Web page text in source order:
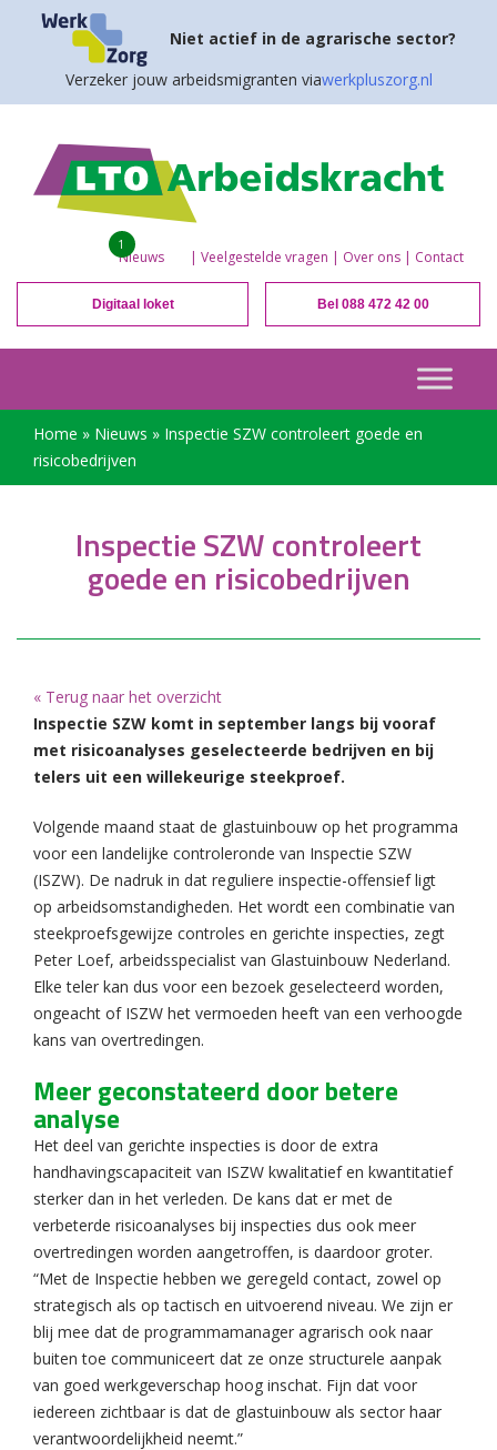
Niet actief in de agrarische sector?
Verzeker jouw arbeidsmigranten viawerkpluszorg.nl
Nieuws
1
| Veelgestelde vragen | Over ons | Contact
Digitaal loket Bel 088 472 42 00
Home » Nieuws » Inspectie SZW controleert goede en
risicobedrijven
Inspectie SZW controleert
goede en risicobedrijven
« Terug naar het overzicht
Inspectie SZW komt in september langs bij vooraf
met risicoanalyses geselecteerde bedrijven en bij
telers uit een willekeurige steekproef.
Volgende maand staat de glastuinbouw op het programma
voor een landelijke controleronde van Inspectie SZW
(ISZW). De nadruk in dat reguliere inspectie-offensief ligt
op arbeidsomstandigheden. Het wordt een combinatie van
steekproefsgewijze controles en gerichte inspecties, zegt
Peter Loef, arbeidsspecialist van Glastuinbouw Nederland.
Elke teler kan dus voor een bezoek geselecteerd worden,
ongeacht of ISZW het vermoeden heeft van een verhoogde
kans van overtredingen.
Meer geconstateerd door betere
analyse
Het deel van gerichte inspecties is door de extra
handhavingscapaciteit van ISZW kwalitatief en kwantitatief
sterker dan in het verleden. De kans dat er met de
verbeterde risicoanalyses bij inspecties dus ook meer
overtredingen worden aangetroffen, is daardoor groter.
“Met de Inspectie hebben we geregeld contact, zowel op
strategisch als op tactisch en uitvoerend niveau. We zijn er
blij mee dat de programmamanager agrarisch ook naar
buiten toe communiceert dat ze onze structurele aanpak
van goed werkgeverschap hoog inschat. Fijn dat voor
iedereen zichtbaar is dat de glastuinbouw als sector haar
verantwoordelijkheid neemt.”